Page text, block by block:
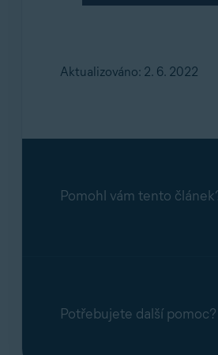
Aktualizováno: 2. 6. 2022
Pomohl vám tento
Potřebujete další pomoc?